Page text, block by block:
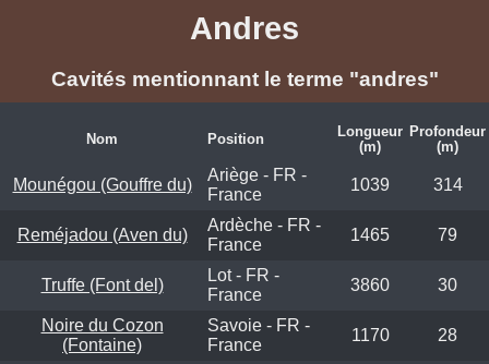
Andres
Cavités mentionnant le terme "andres"
Nom Position
Longueur
(m)
Profondeur
(m)
Mounégou (Gouffre du)
Ariège - FR -
France
1039 314
Reméjadou (Aven du)
Ardèche - FR -
France
1465 79
Truffe (Font del)
Lot - FR -
France
3860 30
Noire du Cozon
(Fontaine)
Savoie - FR -
France
1170 28